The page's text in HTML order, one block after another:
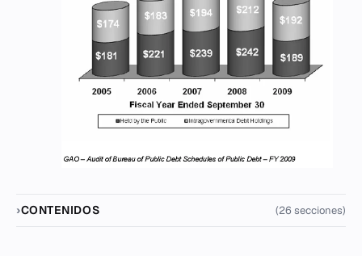
CONTENIDOS (26 secciones)